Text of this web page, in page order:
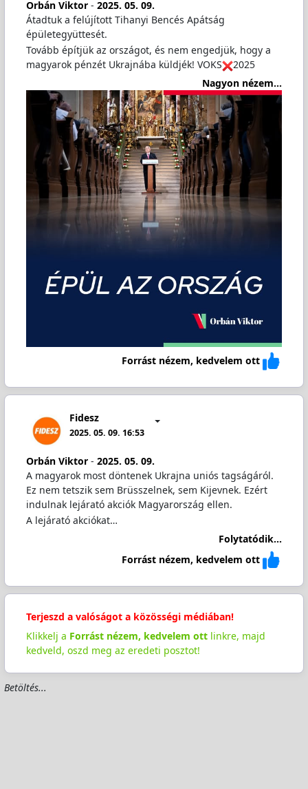
Orbán Viktor- 2025. 05. 09.
Átadtuk a felújított Tihanyi Bencés Apátság
épületegyüttesét.
Tovább építjük az országot, és nem engedjük, hogy a
magyarok pénzét Ukrajnába küldjék! VOKS
2025
Nagyon nézem...
Forrást nézem, kedvelem ott
Fidesz
2025. 05. 09. 16:53
Orbán Viktor- 2025. 05. 09.
A magyarok most döntenek Ukrajna uniós tagságáról.
Ez nem tetszik sem Brüsszelnek, sem Kijevnek. Ezért
indulnak lejárató akciók Magyarország ellen.
A lejárató akciókat…
Folytatódik...
Forrást nézem, kedvelem ott
Terjeszd a valóságot a közösségi médiában!
Klikkelj a Forrást nézem, kedvelem ottlinkre, majd
kedveld, oszd meg az eredeti posztot!
Betöltés...